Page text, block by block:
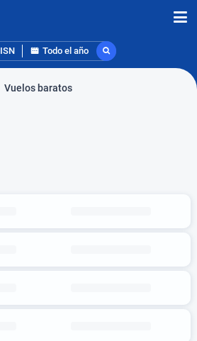
ISN Todo el año
Vuelos baratos